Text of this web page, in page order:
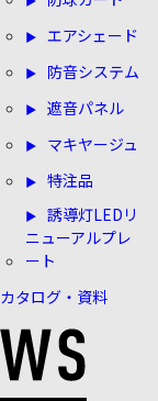
エアシェード
防音システム
遮音パネル
マキヤージュ
特注品
誘導灯LEDリ
ニューアルプレ
ート
カタログ・資料